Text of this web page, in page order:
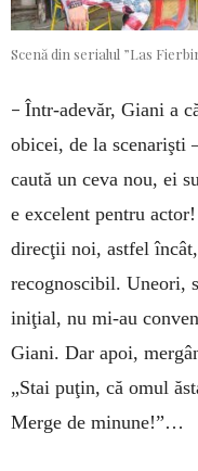
Scenă din serialul ”Las
– Într-adevăr, Gia­ni a
obicei, de la scenarişti
caută un ceva nou, ei
e excelent pentru
direcţii noi, astfel
recognoscibil. Uneori,
iniţial, nu mi-au
Giani. Dar apoi,
„Stai puţin, că omul
Merge de minune!”…